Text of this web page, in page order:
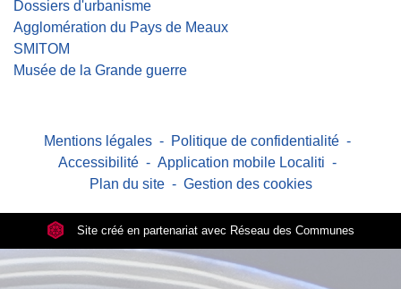
Dossiers d'urbanisme
Agglomération du Pays de Meaux
SMITOM
Musée de la Grande guerre
Mentions légales - Politique de confidentialité -
Accessibilité - Application mobile Localiti -
Plan du site - Gestion des cookies
Site créé en partenariat avec Réseau des Communes